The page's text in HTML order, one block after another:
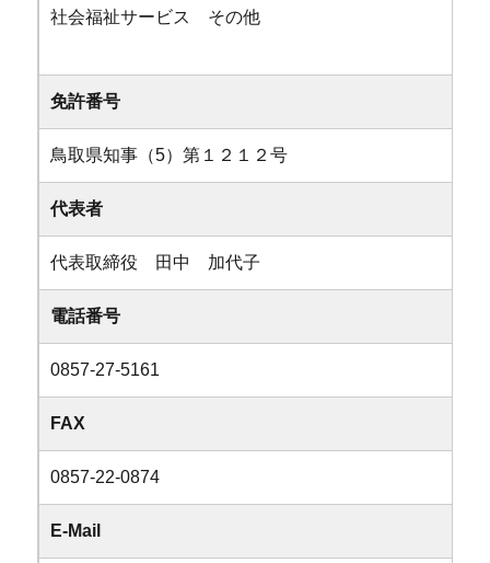
社会福祉サービス その他
免許番号
鳥取県知事（5）第１２１２号
代表者
代表取締役 田中 加代子
電話番号
0857-27-5161
FAX
0857-22-0874
E-Mail